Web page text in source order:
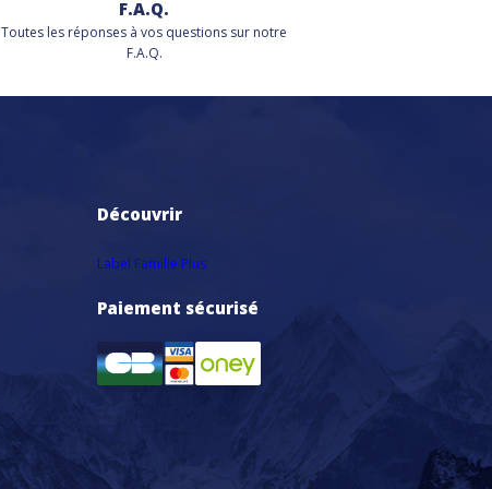
F.A.Q.
Toutes les réponses à vos questions sur notre
F.A.Q.
Découvrir
Label Famille Plus
Paiement sécurisé